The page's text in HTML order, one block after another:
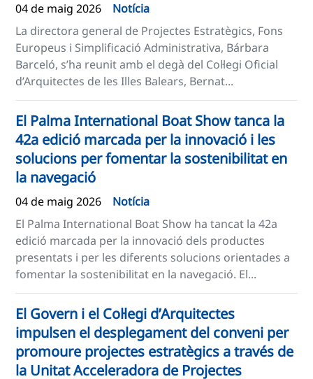
04 de maig 2026
Notícia
La directora general de Projectes Estratègics, Fons
Europeus i Simplificació Administrativa, Bárbara
Barceló, s’ha reunit amb el degà del Col·legi Oficial
d’Arquitectes de les Illes Balears, Bernat...
El Palma International Boat Show tanca la
42a edició marcada per la innovació i les
solucions per fomentar la sostenibilitat en
la navegació
04 de maig 2026
Notícia
El Palma International Boat Show ha tancat la 42a
edició marcada per la innovació dels productes
presentats i per les diferents solucions orientades a
fomentar la sostenibilitat en la navegació. El...
El Govern i el Col·legi d’Arquitectes
impulsen el desplegament del conveni per
promoure projectes estratègics a través de
la Unitat Acceleradora de Projectes